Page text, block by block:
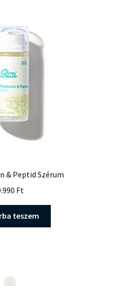
& Peptid Szérum
Ft
teszem